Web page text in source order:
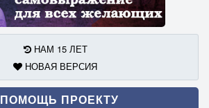
НАМ 15 ЛЕТ
НОВАЯ ВЕРСИЯ
ПОМОЩЬ ПРОЕКТУ